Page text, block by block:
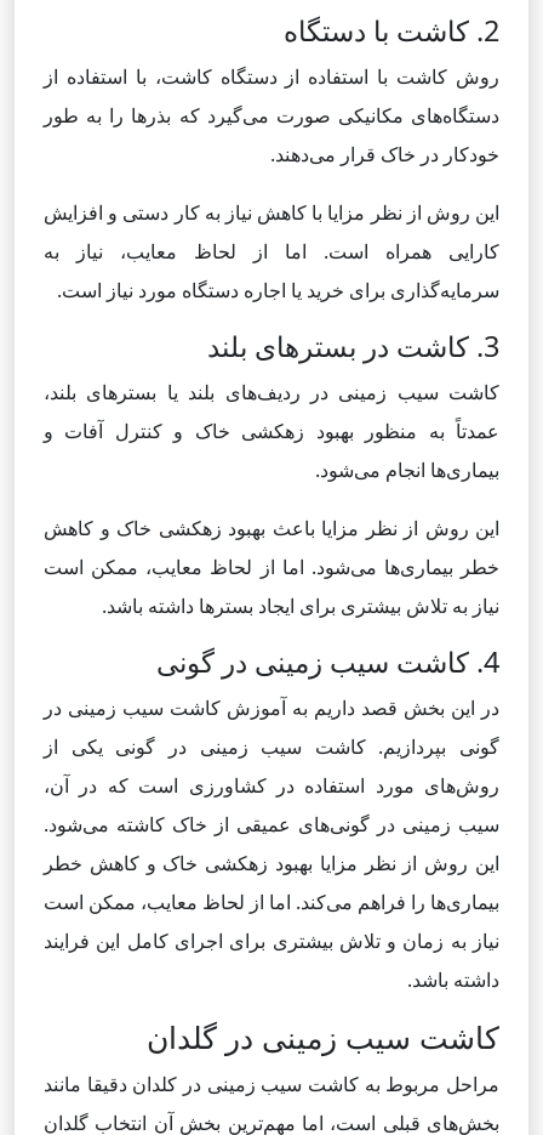
2. کاشت با دستگاه
روش کاشت با استفاده از دستگاه کاشت، با استفاده از
دستگاه‌های مکانیکی صورت می‌گیرد که بذرها را به طور
خودکار در خاک قرار می‌دهند.
این روش از نظر مزایا با کاهش نیاز به کار دستی و افزایش
کارایی همراه است. اما از لحاظ معایب، نیاز به
سرمایه‌گذاری برای خرید یا اجاره دستگاه مورد نیاز است.
3. کاشت در بسترهای بلند
کاشت سیب زمینی در ردیف‌های بلند یا بسترهای بلند،
عمدتاً به منظور بهبود زهکشی خاک و کنترل آفات و
بیماری‌ها انجام می‌شود.
این روش از نظر مزایا باعث بهبود زهکشی خاک و کاهش
خطر بیماری‌ها می‌شود. اما از لحاظ معایب، ممکن است
نیاز به تلاش بیشتری برای ایجاد بسترها داشته باشد.
4. کاشت سیب زمینی در گونی
در این بخش قصد داریم به آموزش کاشت سیب زمینی در
گونی بپردازیم. کاشت سیب زمینی در گونی یکی از
روش‌های مورد استفاده در کشاورزی است که در آن،
سیب زمینی در گونی‌های عمیقی از خاک کاشته می‌شود.
این روش از نظر مزایا بهبود زهکشی خاک و کاهش خطر
بیماری‌ها را فراهم می‌کند. اما از لحاظ معایب، ممکن است
نیاز به زمان و تلاش بیشتری برای اجرای کامل این فرایند
داشته باشد.
کاشت سیب زمینی در گلدان
مراحل مربوط به کاشت سیب زمینی در کلدان دقیقا مانند
بخش‌های قبلی است، اما مهم‌ترین بخش آن انتخاب گلدان